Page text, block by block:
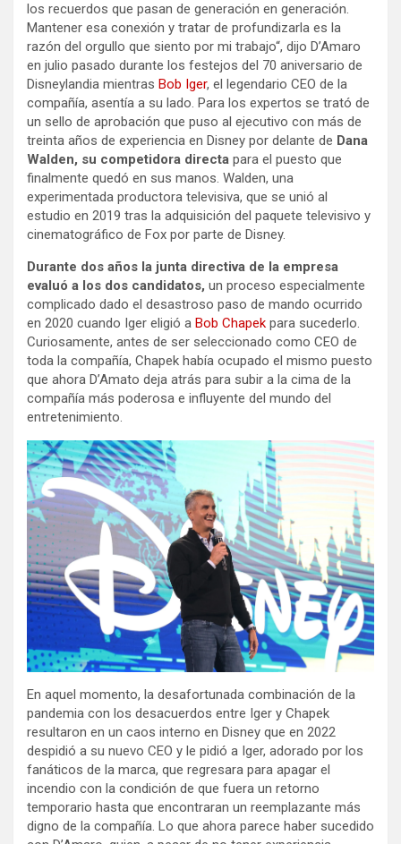
los recuerdos que pasan de generación en generación.
Mantener esa conexión y tratar de profundizarla es la
razón del orgullo que siento por mi trabajo“, dijo D’Amaro
en julio pasado durante los festejos del 70 aniversario de
Disneylandia mientras Bob Iger, el legendario CEO de la
compañía, asentía a su lado. Para los expertos se trató de
un sello de aprobación que puso al ejecutivo con más de
treinta años de experiencia en Disney por delante de Dana
Walden, su competidora directa para el puesto que
finalmente quedó en sus manos. Walden, una
experimentada productora televisiva, que se unió al
estudio en 2019 tras la adquisición del paquete televisivo y
cinematográfico de Fox por parte de Disney.
Durante dos años la junta directiva de la empresa
evaluó a los dos candidatos, un proceso especialmente
complicado dado el desastroso paso de mando ocurrido
en 2020 cuando Iger eligió a Bob Chapek para sucederlo.
Curiosamente, antes de ser seleccionado como CEO de
toda la compañía, Chapek había ocupado el mismo puesto
que ahora D’Amato deja atrás para subir a la cima de la
compañía más poderosa e influyente del mundo del
entretenimiento.
En aquel momento, la desafortunada combinación de la
pandemia con los desacuerdos entre Iger y Chapek
resultaron en un caos interno en Disney que en 2022
despidió a su nuevo CEO y le pidió a Iger, adorado por los
fanáticos de la marca, que regresara para apagar el
incendio con la condición de que fuera un retorno
temporario hasta que encontraran un reemplazante más
digno de la compañía. Lo que ahora parece haber sucedido